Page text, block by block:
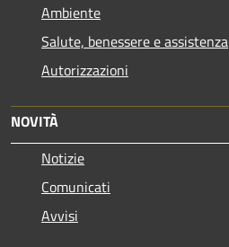
Ambiente
Salute, benessere e assistenza
Autorizzazioni
NOVITÀ
Notizie
Comunicati
Avvisi